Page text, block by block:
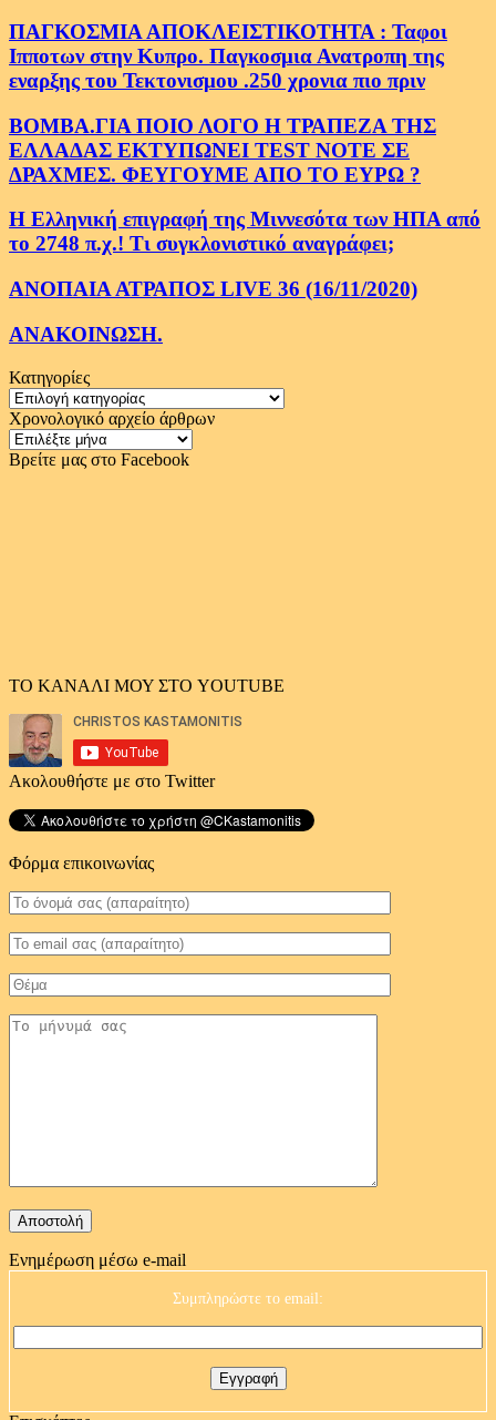
ΠΑΓΚΟΣΜΙΑ ΑΠΟΚΛΕΙΣΤΙΚΟΤΗΤΑ : Ταφοι
Ιπποτων στην Κυπρο. Παγκοσμια Ανατροπη της
εναρξης του Τεκτονισμου .250 χρονια πιο πριν
ΒΟΜΒΑ.ΓΙΑ ΠΟΙΟ ΛΟΓΟ Η ΤΡΑΠΕΖΑ ΤΗΣ
ΕΛΛΑΔΑΣ ΕΚΤΥΠΩΝΕΙ TEST NOTE ΣΕ
ΔΡΑΧΜΕΣ. ΦΕΥΓΟΥΜΕ ΑΠΟ ΤΟ ΕΥΡΩ ?
Η Ελληνική επιγραφή της Μιννεσότα των ΗΠΑ από
το 2748 π.χ.! Τι συγκλονιστικό αναγράφει;
ΑΝΟΠΑΙΑ ΑΤΡΑΠΟΣ LIVE 36 (16/11/2020)
ΑΝΑΚΟΙΝΩΣΗ.
Κατηγορίες
Κατηγορίες
Χρονολογικό αρχείο άρθρων
Χρονολογικό
αρχείο
Βρείτε μας στο Facebook
ΤΟ ΚΑΝΑΛΙ ΜΟΥ ΣΤΟ YOUTUBE
Ακολουθήστε με στο Twitter
Φόρμα επικοινωνίας
Ενημέρωση μέσω e-mail
Συμπληρώστε το email: